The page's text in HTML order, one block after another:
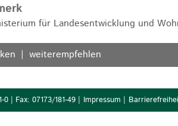
für Landesentwicklung und
weiterempfehlen
| Fax: 07173/181-49 | Impressum |